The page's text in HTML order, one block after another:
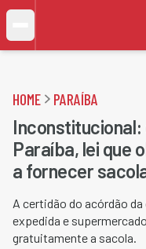
HOME PARAÍBA
Inconstitucional:
Paraíba, lei que
a fornecer
A certidão do acórdão
expedida e
gratuitamente a sacola.